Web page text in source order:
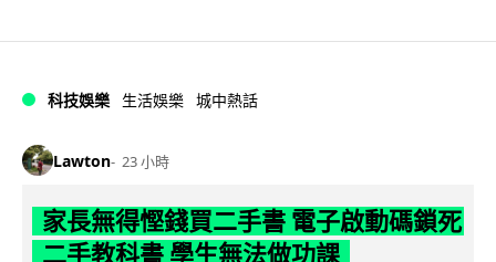
科技娛樂 生活娛樂 城中熱話
Lawton 23 小時
家長無得慳錢買二手書 電子啟動碼鎖死
二手教科書 學生無法做功課